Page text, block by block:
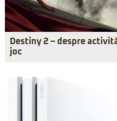
Destiny 2 – despre
joc